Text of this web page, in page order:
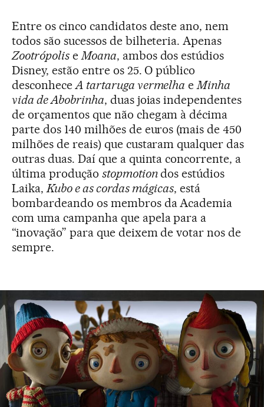
Entre os cinco candidatos deste ano, nem
todos são sucessos de bilheteria. Apenas
ZootrópoliseMoana, ambos dos estúdios
Disney, estão entre os 25. O público
desconheceA tartaruga vermelha eMinha
vida de Abobrinha, duas joias independentes
de orçamentos que não chegam à décima
parte dos 140 milhões de euros (mais de 450
milhões de reais) que custaram qualquer das
outras duas. Daí que a quinta concorrente, a
última produção stopmotiondos estúdios
Laika,Kubo e as cordas mágicas, está
bombardeando os membros da Academia
com uma campanha que apela para a
“inovação” para que deixem de votar nos de
sempre.